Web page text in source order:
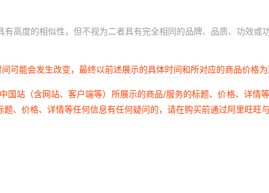
高度的相似性，但不视为二者具有完全相同的品牌、品质、功效或功
能会发生改变，最终以前述展示的具体时间和所对应的商品价格为
站（含网站、客户端等）所展示的商品/服务的标题、价格、详
、价格、详情等任何信息有任何疑问的，请在购买前通过阿里旺